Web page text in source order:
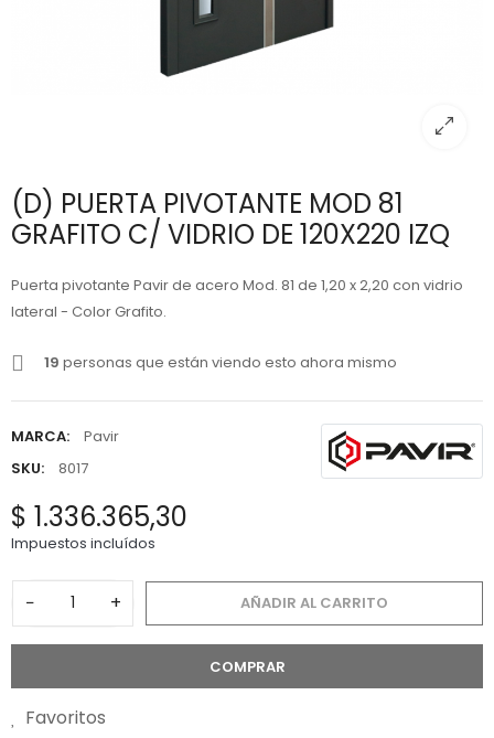
(D) PUERTA PIVOTANTE MOD 81
GRAFITO C/ VIDRIO DE 120X220 IZQ
Puerta pivotante Pavir de acero Mod. 81 de 1,20 x 2,20 con vidrio
lateral - Color Grafito.
19 personas que están viendo esto ahora mismo
MARCA:
Pavir
SKU:
8017
$ 1.336.365,30
Impuestos incluídos
− + AÑADIR AL CARRITO
COMPRAR
Favoritos